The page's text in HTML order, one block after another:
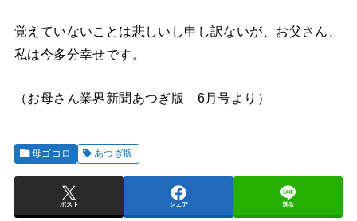
覚えていないことは悲しいし申し訳ないが、お父さん、
私は今多分幸せです。
（お母さん業界新聞あつぎ版 6月号より）
母ゴコロ あつぎ版
ポスト シェア 送る